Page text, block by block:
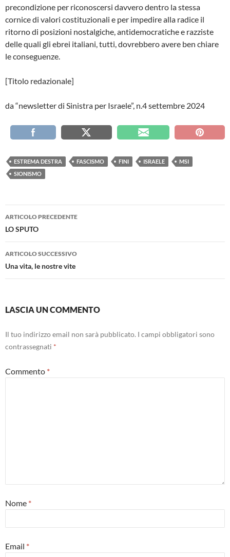
precondizione per riconoscersi davvero dentro la stessa
cornice di valori costituzionali e per impedire alla radice il
ritorno di posizioni nostalgiche, antidemocratiche e razziste
delle quali gli ebrei italiani, tutti, dovrebbero avere ben chiare
le conseguenze.
[Titolo redazionale]
da “newsletter di Sinistra per Israele”, n.4 settembre 2024
ESTREMA DESTRA FASCISMO FINI ISRAELE
MSI
SIONISMO
Navigazione
articolo
ARTICOLO PRECEDENTE
LO SPUTO
ARTICOLO SUCCESSIVO
Una vita, le nostre vite
LASCIA UN COMMENTO
Il tuo indirizzo email non sarà pubblicato. I campi obbligatori sono
contrassegnati *
Commento *
Nome *
Email *